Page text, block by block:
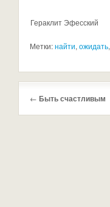
Гераклит Эфесский
Метки:найти, ожидать,
← Быть счастливым